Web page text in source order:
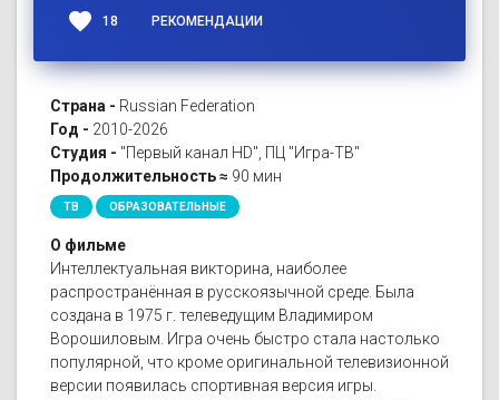
favorite 18 РЕКОМЕНДАЦИИ
Страна - Russian Federation
Год - 2010-2026
Студия - "Первый канал HD", ПЦ "Игра-ТВ"
Продолжительность ≈ 90 мин
ТВ ОБРАЗОВАТЕЛЬНЫЕ
О фильме
Интеллектуальная викторина, наиболее
распространённая в русскоязычной среде. Была
создана в 1975 г. телеведущим Владимиром
Ворошиловым. Игра очень быстро стала настолько
популярной, что кроме оригинальной телевизионной
версии появилась спортивная версия игры.